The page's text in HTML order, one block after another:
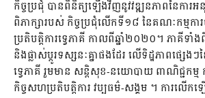
កិច្ចប្រជុំ បានពិនិត្យឡើងវិញនូវវឌ្ឍនភាពនៃការ
ពិភាក្សារបស់ កិច្ចប្រជុំលើកទី១៨ នៃគណៈកម្មកា
ប្រតិបត្តិការទ្វេភាគី កាលពីឆ្នាំ២០២០។ ភាគីទាំងពី
និងផ្លាស់ប្តូរទស្សនៈគ្នាផងដែរ លើទិដ្ឋភាពផ្សេង
ទ្វេភាគី រួមមាន សន្តិសុខ-នយោបាយ ពាណិជ្ជកម្ម
កិច្ចសហប្រតិបត្តិការ វប្បធម៌-សង្គម ។ ការលើ